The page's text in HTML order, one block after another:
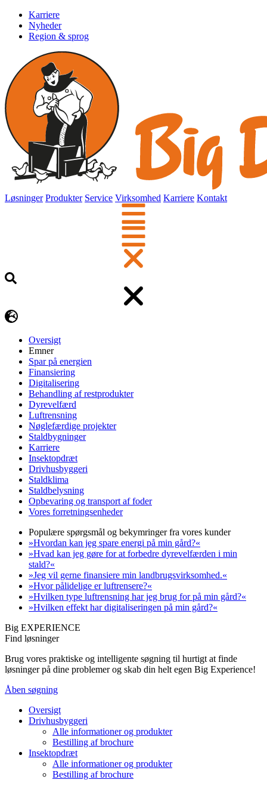
Karriere
Nyheder
Region & sprog
Løsninger Produkter Service Virksomhed Karriere Kontakt
Oversigt
Emner
Spar på energien
Finansiering
Digitalisering
Behandling af restprodukter
Dyrevelfærd
Luftrensning
Nøglefærdige projekter
Staldbygninger
Karriere
Insektopdræt
Drivhusbyggeri
Staldklima
Staldbelysning
Opbevaring og transport af foder
Vores forretningsenheder
Populære spørgsmål og bekymringer fra vores kunder
»Hvordan kan jeg spare energi på min gård?«
»Hvad kan jeg gøre for at forbedre dyrevelfærden i min
stald?«
»Jeg vil gerne finansiere min landbrugsvirksomhed.«
»Hvor pålidelige er luftrensere?«
»Hvilken type luftrensning har jeg brug for på min gård?«
»Hvilken effekt har digitaliseringen på min gård?«
Big EXPERIENCE
Find løsninger
Brug vores praktiske og intelligente søgning til hurtigt at finde
løsninger på dine problemer og skab din helt egen Big Experience!
Åben søgning
Oversigt
Drivhusbyggeri
Alle informationer og produkter
Bestilling af brochure
Insektopdræt
Alle informationer og produkter
Bestilling af brochure